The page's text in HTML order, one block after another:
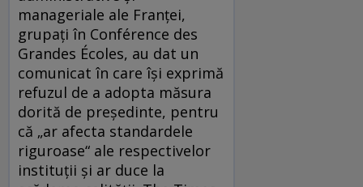
manageriale ale Franţei,
grupaţi în Conférence des
Grandes Écoles, au dat un
comunicat în care îşi exprimă
refuzul de a adopta măsura
dorită de preşedinte, pentru
că „ar afecta standardele
riguroase“ ale respectivelor
instituţii şi ar duce la